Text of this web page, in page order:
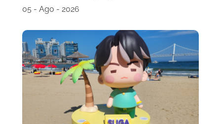
05 - Ago - 2026